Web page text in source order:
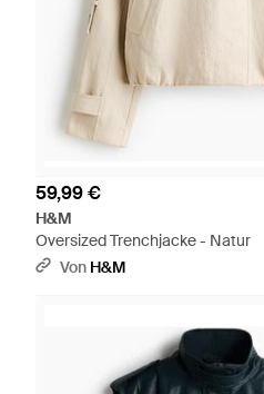
59,99 €
H&M
Oversized Trenchjacke - Natur
Von H&M